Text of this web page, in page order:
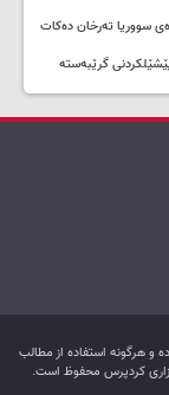
گرێبەستە
و هرگونه استفاده از مطالب
کردپرس محفوظ است.